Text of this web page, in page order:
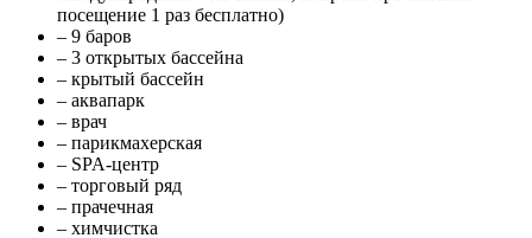
посещение 1 раз бесплатно)
– 9 баров
– 3 открытых бассейна
– крытый бассейн
– аквапарк
– врач
– парикмахерская
– SPA-центр
– торговый ряд
– прачечная
– химчистка